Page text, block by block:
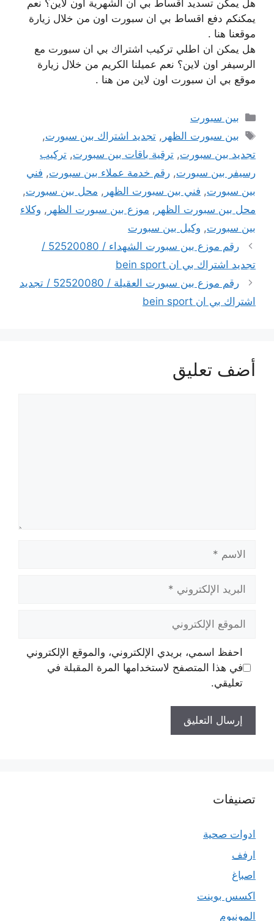
هل يمكن تسديد اقساط بي ان الشهرية اون لاين؟ نعم
يمكنكم دفع اقساط بي ان سبورت اون من خلال زيارة
موقعنا هنا .
هل يمكن ان اطلي تركيب اشتراك بي ان سبورت مع
الرسيفر اون لاين؟ نعم عميلنا الكريم من خلال زيارة
موقع بي ان سبورت اون لاين من هنا .
التصنيفات
بين سبورت
الوسوم
بين سبورت الظهر ,تجديد اشتراك بين سبورت,
تجديد بين سبورت, ترقية باقات بين سبورت, تركيب
رسيفر بين سبورت, رقم خدمة عملاء بين سبورت, فني
بين سبورت, فني بين سبورت الظهر , محل بين سبورت,
محل بين سبورت الظهر , موزع بين سبورت الظهر , وكلاء
بين سبورت, وكيل بين سبورت
رقم موزع بين سبورت الشهداء / 52520080 /
تجديد اشتراك بي ان bein sport
رقم موزع بين سبورت العقيلة / 52520080 / تجديد
اشتراك بي ان bein sport
أضف تعليق
الإلكتروني
الإلكتروني
احفظ اسمي، بريدي الإلكتروني، والموقع الإلكتروني
في هذا المتصفح لاستخدامها المرة المقبلة في
تعليقي.
تصنيفات
ادوات صحية
ارفف
اصباغ
اكسس بوينت
المونيوم